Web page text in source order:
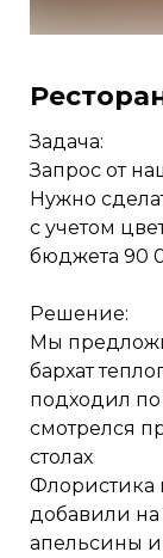
Задача:
Запрос от
Нужно
с учетом
бюджета 90
Решение:
Мы
бархат
подходил по
смотрелся
столах
Флористика
добавили на
апельсины